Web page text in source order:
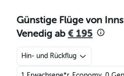
Günstige Flüge von
Venedig ab € 195
Hin- und Rückflug